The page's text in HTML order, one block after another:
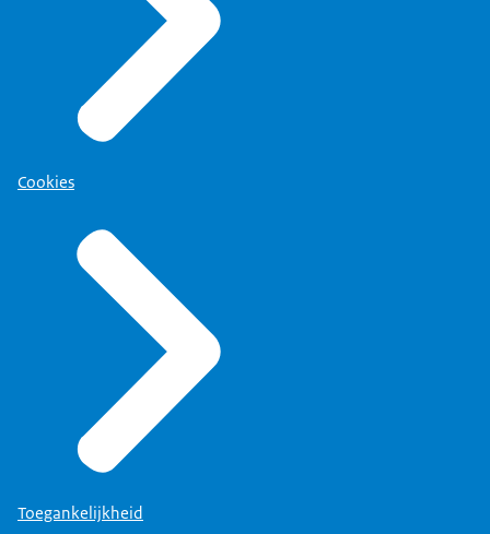
Cookies
Toegankelijkheid